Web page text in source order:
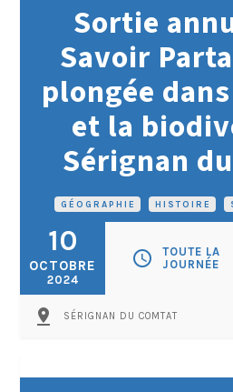
GÉOGRAPHIE HISTOIRE
Sortie
Savoir
plongée
et la
Sérignan
10
OCTOBRE
2024
schedule
TOUTE LA
JOURNÉE
pin_drop SÉRIGNAN DU COMTAT